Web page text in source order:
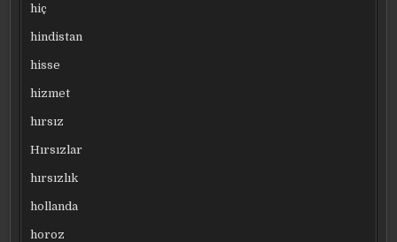
hiç
hindistan
hisse
hizmet
hırsız
Hırsızlar
hırsızlık
hollanda
horoz